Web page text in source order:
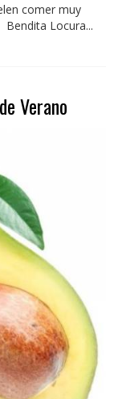
comer muy
Locura...
Verano